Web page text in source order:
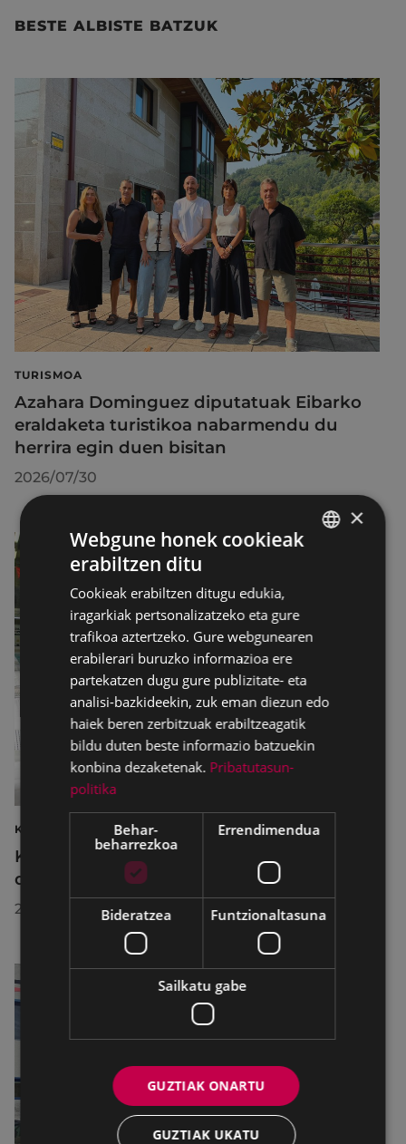
BESTE ALBISTE BATZUK
TURISMOA
Azahara Dominguez diputatuak Eibarko
eraldaketa turistikoa nabarmendu du
herrira egin duen bisitan
2026/07/30
KIROLAK
Kirol-instalazioetako ordutegiak egokitu
dira abuztuan, hobekuntza-lanak egiteko
2026/07/29
×
Webgune honek cookieak
erabiltzen ditu
Cookieak erabiltzen ditugu edukia,
iragarkiak pertsonalizatzeko eta gure
trafikoa aztertzeko. Gure webgunearen
erabilerari buruzko informazioa ere
partekatzen dugu gure publizitate- eta
analisi-bazkideekin, zuk eman diezun edo
haiek beren zerbitzuak erabiltzeagatik
bildu duten beste informazio batzuekin
konbina dezaketenak. Pribatutasun-
politika
Behar-
beharrezkoa
Errendimendua
Bideratzea Funtzionaltasuna
Sailkatu gabe
GUZTIAK ONARTU
GUZTIAK UKATU